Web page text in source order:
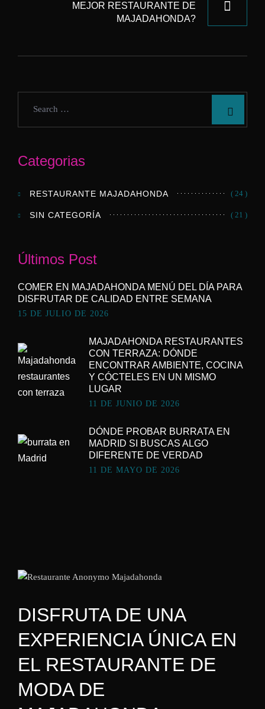
MEJOR RESTAURANTE DE
MAJADAHONDA?
Categorias
RESTAURANTE MAJADAHONDA ( 24 )
SIN CATEGORÍA ( 21 )
Últimos Post
COMER EN MAJADAHONDA MENÚ DEL DÍA PARA
DISFRUTAR DE CALIDAD ENTRE SEMANA
15 DE JULIO DE 2026
MAJADAHONDA RESTAURANTES
CON TERRAZA: DÓNDE
ENCONTRAR AMBIENTE, COCINA
Y CÓCTELES EN UN MISMO
LUGAR
11 DE JUNIO DE 2026
DÓNDE PROBAR BURRATA EN
MADRID SI BUSCAS ALGO
DIFERENTE DE VERDAD
11 DE MAYO DE 2026
DISFRUTA DE UNA
EXPERIENCIA ÚNICA EN
EL RESTAURANTE DE
MODA DE